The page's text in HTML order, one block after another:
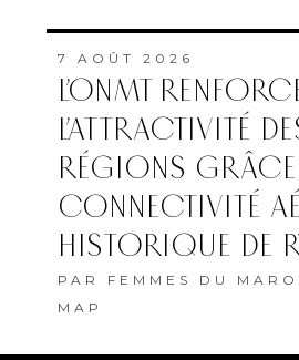
7 AOÛT 2026
L’ONMT
L’ATTRACTIVITÉ
RÉGIONS
CONNECTIVITÉ
HISTORIQUE DE
PAR FEMMES DU
MAP